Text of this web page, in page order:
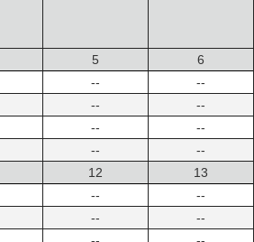
5
--
--
--
--
6
--
--
--
--
12
--
--
13
--
--